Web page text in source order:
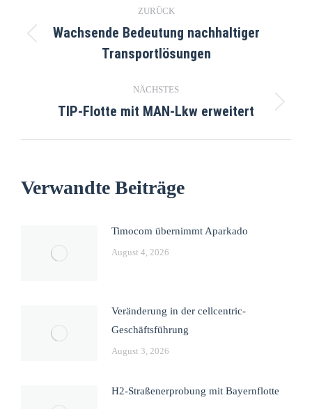
ZURÜCK
Wachsende Bedeutung nachhaltiger
Transportlösungen
NÄCHSTES
TIP-Flotte mit MAN-Lkw erweitert
Verwandte Beiträge
Timocom übernimmt Aparkado
August 4, 2026
Veränderung in der cellcentric-
Geschäftsführung
August 3, 2026
H2-Straßenerprobung mit Bayernflotte